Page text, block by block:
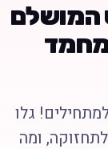
המושלם
גלו
ומה